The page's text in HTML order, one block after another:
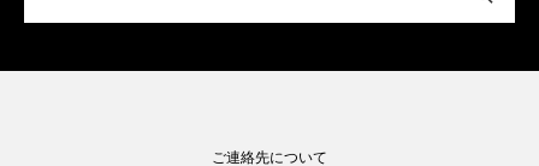
ご連絡先について